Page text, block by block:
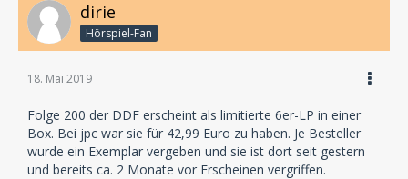
dirie
Hörspiel-Fan
18. Mai 2019
Folge 200 der DDF erscheint als limitierte 6er-LP in einer
Box. Bei jpc war sie für 42,99 Euro zu haben. Je Besteller
wurde ein Exemplar vergeben und sie ist dort seit gestern
und bereits ca. 2 Monate vor Erscheinen vergriffen.